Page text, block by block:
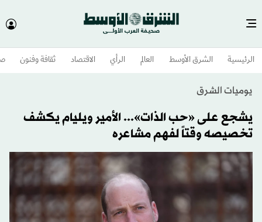
الرئيسية الشرق الأوسط​ العالم الرأي الاقتصاد ثقافة وفنون
يوميات الشرق
يشجع على «حب الذات»... الأمير ويليام يكشف
تخصيصه وقتاً لفهم مشاعره